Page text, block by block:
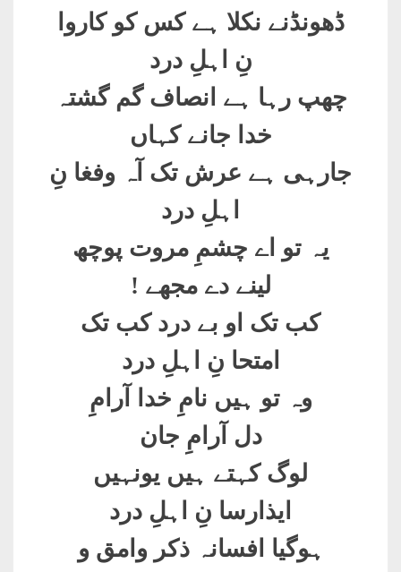
ڈھونڈنے نکلا ہے کس کو کاروا
نِ اہلِ درد
چھپ رہا ہے انصاف گم گشتہ
خدا جانے کہاں
جارہی ہے عرش تک آہ وفغا نِ
اہلِ درد
یہ تو اے چشمِ مروت پوچھ
لینے دے مجھے !
کب تک او بے درد کب تک
امتحا نِ اہلِ درد
وہ تو ہیں نامِ خدا آرامِ
دل آرامِ جان
لوگ کہتے ہیں یونہیں
ایذارسا نِ اہلِ درد
ہوگیا افسانہ ذکر وامق و